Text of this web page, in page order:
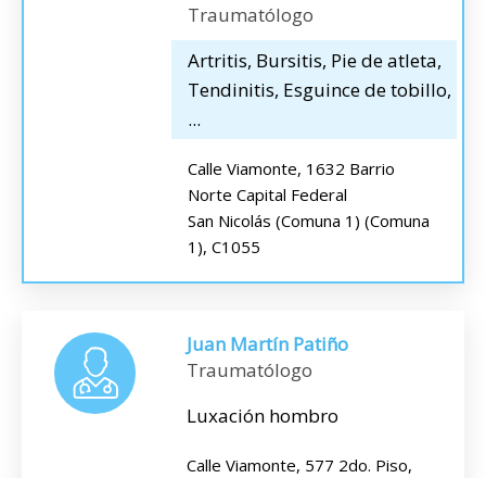
Traumatólogo
Artritis, Bursitis, Pie de atleta,
Tendinitis, Esguince de tobillo,
...
Calle Viamonte, 1632 Barrio
Norte Capital Federal
San Nicolás (Comuna 1) (Comuna
1), C1055
Juan Martín Patiño
Traumatólogo
Luxación hombro
Calle Viamonte, 577 2do. Piso,